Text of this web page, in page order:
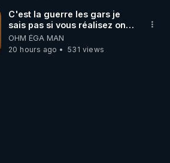
le parcours sur rgnr.tv
▶ Facebook RGNR :
thierry.rgnr/
C'est la guerre les gars je
sais pas si vous réalisez on y
est !!!
OHM ÉGA MAN
20 hours ago
531 views